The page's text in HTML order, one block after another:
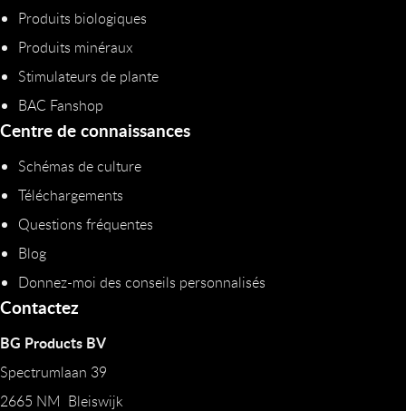
Produits biologiques
Produits minéraux
Stimulateurs de plante
BAC Fanshop
Centre de connaissances
Schémas de culture
Téléchargements
Questions fréquentes
Blog
Donnez-moi des conseils personnalisés
Contactez
BG Products BV
Spectrumlaan 39
2665 NM Bleiswijk